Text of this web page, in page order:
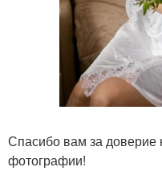
Спасибо вам за
фотографии!